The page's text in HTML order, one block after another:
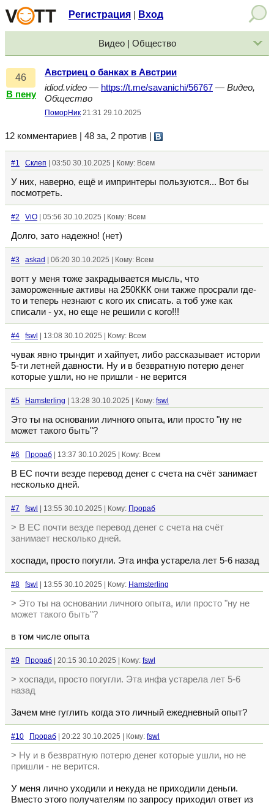
Регистрация Вход
Видео | Общество
46
В пену
Австриец о банках в Австрии
idiod.video — https://t.me/savanichi/56767 — Видео,
Общество
ПоморНик 21:31 29.10.2025
12 комментариев | 48 за, 2 против
#1 Склеп | 03:50 30.10.2025 | Кому: Всем
У них, наверно, ещё и импринтеры пользуются... Вот бы
посмотреть.
#2 ViO | 05:56 30.10.2025 | Кому: Всем
Долго, зато надежно! (нет)
#3 askad | 06:20 30.10.2025 | Кому: Всем
вотт у меня тоже закрадывается мысль, что
замороженные активы на 250ККК они также просрали где-
то и теперь незнают с кого их списать. а тоб уже как
списали - ух, но еще не решили с кого!!!
#4 fswl | 13:08 30.10.2025 | Кому: Всем
чувак явно трындит и хайпует, либо рассказывает истории
5-ти летней давности. Ну и в безвратную потерю денег
которые ушли, но не пришли - не верится
#5 Hamsterling | 13:28 30.10.2025 | Кому: fswl
Это ты на основании личного опыта, или просто "ну не
может такого быть"?
#6 Прораб | 13:37 30.10.2025 | Кому: Всем
В ЕС почти везде перевод денег с счета на счёт занимает
несколько дней.
#7 fswl | 13:55 30.10.2025 | Кому: Прораб
> В ЕС почти везде перевод денег с счета на счёт
занимает несколько дней.
хоспади, просто погугли. Эта инфа устарела лет 5-6 назад
#8 fswl | 13:55 30.10.2025 | Кому: Hamsterling
> Это ты на основании личного опыта, или просто "ну не
может такого быть"?
в том числе опыта
#9 Прораб | 20:15 30.10.2025 | Кому: fswl
> хоспади, просто погугли. Эта инфа устарела лет 5-6
назад
Зачем мне гуглить когда это личный ежедневный опыт?
#10 Прораб | 20:22 30.10.2025 | Кому: fswl
> Ну и в безвратную потерю денег которые ушли, но не
пришли - не верится.
У меня лично уходили и некуда не приходили деньги.
Вместо этого получателям по запросу приходил ответ из